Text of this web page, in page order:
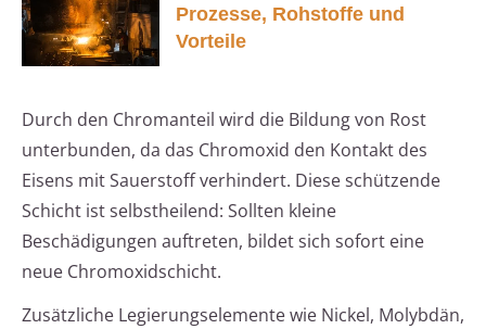
Prozesse, Rohstoffe und
Vorteile
Durch den Chromanteil wird die Bildung von Rost
unterbunden, da das Chromoxid den Kontakt des
Eisens mit Sauerstoff verhindert. Diese schützende
Schicht ist selbstheilend: Sollten kleine
Beschädigungen auftreten, bildet sich sofort eine
neue Chromoxidschicht.
Zusätzliche Legierungselemente wie Nickel, Molybdän,